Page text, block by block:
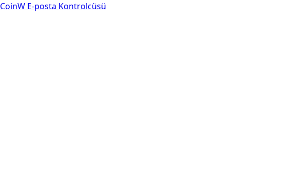
CoinW E-posta Kontrolcüsü